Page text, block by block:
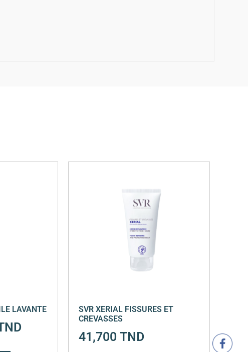
SVR XERIAL FISSURES ET
CREVASSES
41,700 TND
LAVANTE